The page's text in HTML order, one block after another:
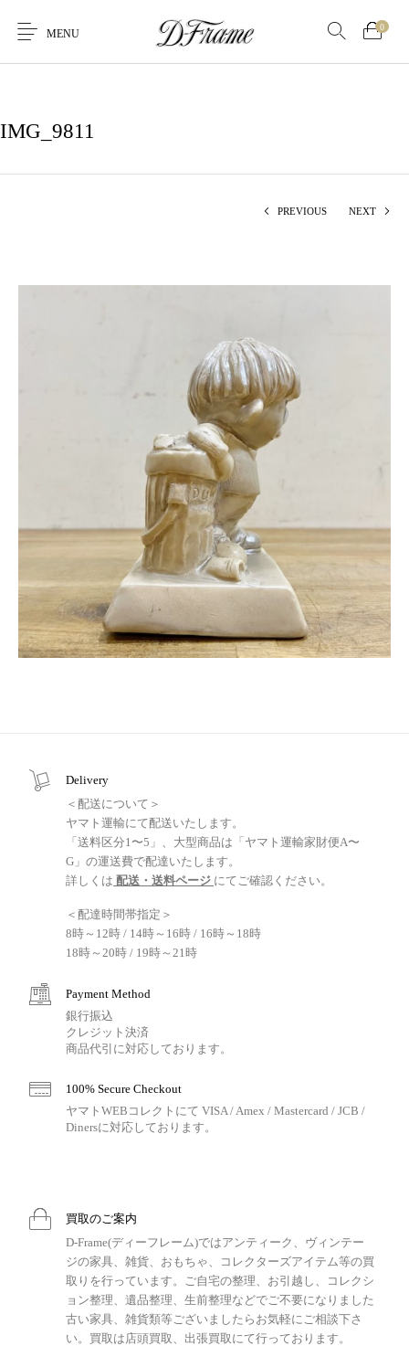
MENU
0
IMG_9811
PREVIOUS NEXT
Delivery
＜配送について＞
ヤマト運輸にて配送いたします。
「送料区分1〜5」、大型商品は「ヤマト運輸家財便A〜
G」の運送費で配達いたします。
詳しくは 配送・送料ページ にてご確認ください。
＜配達時間帯指定＞
8時～12時 / 14時～16時 / 16時～18時
18時～20時 / 19時～21時
Payment Method
銀行振込
クレジット決済
商品代引に対応しております。
100% Secure Checkout
ヤマトWEBコレクトにて VISA / Amex / Mastercard / JCB /
Dinersに対応しております。
買取のご案内
D-Frame(ディーフレーム)ではアンティーク、ヴィンテー
ジの家具、雑貨、おもちゃ、コレクターズアイテム等の買
取りを行っています。ご自宅の整理、お引越し、コレクシ
ョン整理、遺品整理、生前整理などでご不要になりました
古い家具、雑貨類等ございましたらお気軽にご相談下さ
い。買取は店頭買取、出張買取にて行っております。